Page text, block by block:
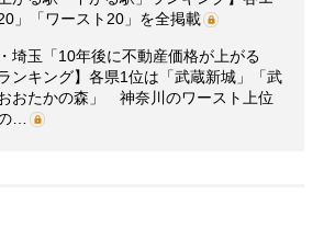
」「ワースト20」を全掲載
埼玉「10年後に不動産価格が上がる
ンキング】各県1位は「武蔵新城」「武
おたかの森」 神奈川のワースト上位
…